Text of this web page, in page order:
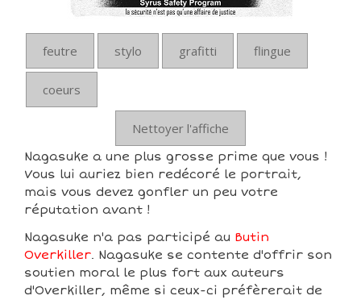
feutre stylo grafitti flingue
coeurs
Nettoyer l'affiche
Nagasuke a une plus grosse prime que vous !
Vous lui auriez bien redécoré le portrait,
mais vous devez gonfler un peu votre
réputation avant !
Nagasuke n'a pas participé au Butin
Overkiller. Nagasuke se contente d'offrir son
soutien moral le plus fort aux auteurs
d'Overkiller, même si ceux-ci préfèrerait de